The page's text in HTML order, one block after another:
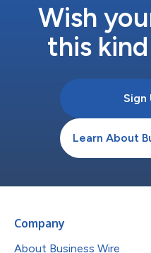
たちが望む働き方と買い物の
Wish
this
Sign
Learn About
Company
About Business Wire